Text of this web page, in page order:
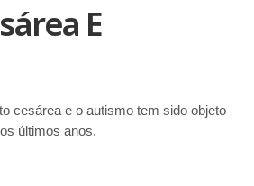
E
cesárea e o autismo tem sido objeto
últimos anos.